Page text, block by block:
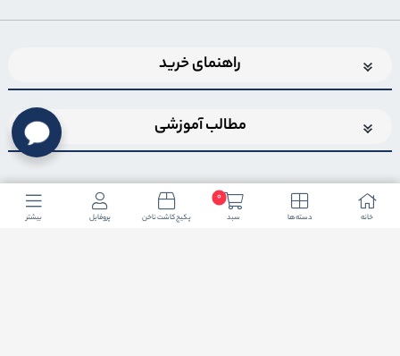
خانه دسته ها
0
سبد پکیج کاشت ناخن پروفایل بیشتر
راهنمای خرید
مطالب آموزشی